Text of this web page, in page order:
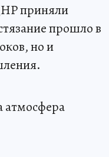
приняли
прошло в
но и
атмосфера